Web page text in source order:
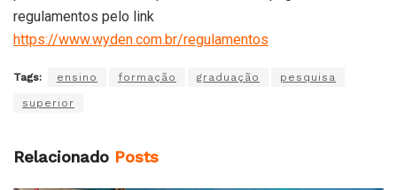
regulamentos pelo link
https://www.wyden.com.br/regulamentos
Tags: ensino formação graduação pesquisa
superior
Relacionado Posts